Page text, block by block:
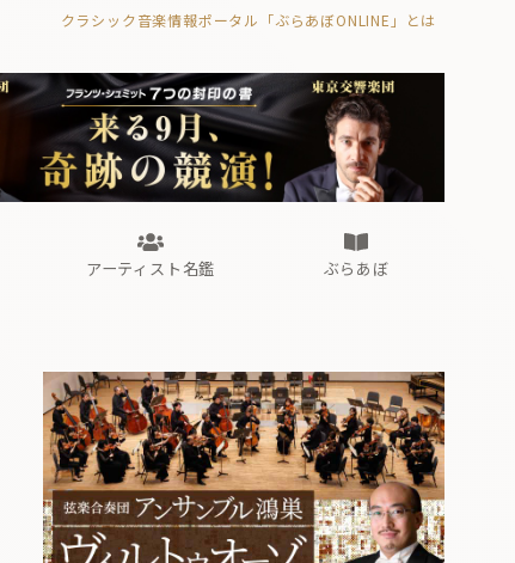
クラシック音楽情報ポータル「ぶらあぼONLINE」とは
ぶらあぼブラス！
フォルテピアノ・オデッセイ
アーティスト名鑑 ぶらあぼ
ぶらあぼブラス！
フォルテピアノ・オデッセイ